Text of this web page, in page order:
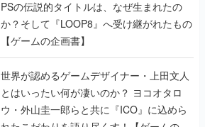
PSの伝説的タイトルは、なぜ生まれたの
か？そして『LOOP8』へ受け継がれたもの
【ゲームの企画書】
世界が認めるゲームデザイナー・上田文人
とはいったい何が凄いのか？ ヨコオタロ
ウ・外山圭一郎らと共に『ICO』に込めら